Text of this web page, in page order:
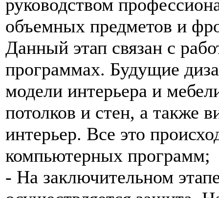
руководством
объемных предметов и
Данный этап связан с
программах. Будущие
модели интерьера и
потолков и стен, а также
интерьер. Все это
компьютерных программ;
- На заключительном